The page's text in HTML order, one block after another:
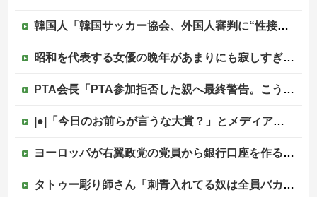
韓国人「韓国サッカー協会、外国人審判に“性接待”報道・・・」→「2002年の審判買収が事実だったのか？」「日本人が言ってたこと正しかったね・・・...
昭和を代表する女優の晩年があまりにも寂しすぎる！と話題に、自身の子供を餓死する寸前までネグレクトした挙句……他
PTA会長「PTA参加拒否した親へ最終警告。こうなってもいい？」
|●|「今日のお前らが言うな大賞？」とメディア関係者の一般人への苦言にツッコミ殺到、被災地の避難所でカメラまわすのは……
ヨーロッパが右翼政党の党員から銀行口座を作る権利を剥奪、そのせいで皮肉すぎる展開に突入しており……
タトゥー彫り師さん「刺青入れてる奴は全員バカです」→30万再生ｗｗｗｗｗｗ